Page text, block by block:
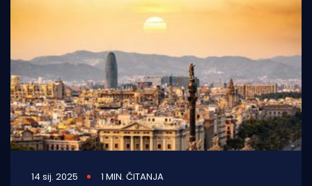
14 sij. 2025 1 MIN. ČITANJA